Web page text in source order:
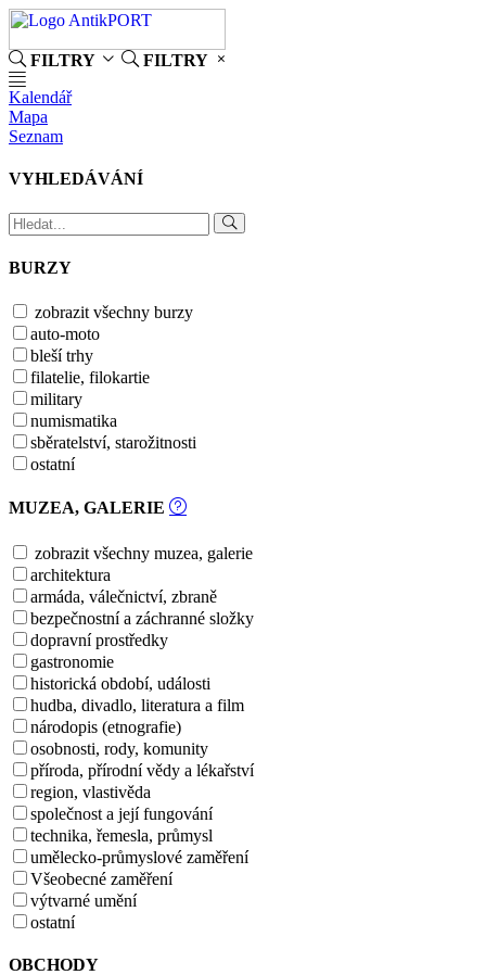
FILTRY
FILTRY
Kalendář
Mapa
Seznam
VYHLEDÁVÁNÍ
BURZY
zobrazit všechny burzy
auto-moto
bleší trhy
filatelie, filokartie
military
numismatika
sběratelství, starožitnosti
ostatní
MUZEA, GALERIE
zobrazit všechny muzea, galerie
architektura
armáda, válečnictví, zbraně
bezpečnostní a záchranné složky
dopravní prostředky
gastronomie
historická období, události
hudba, divadlo, literatura a film
národopis (etnografie)
osobnosti, rody, komunity
příroda, přírodní vědy a lékařství
region, vlastivěda
společnost a její fungování
technika, řemesla, průmysl
umělecko-průmyslové zaměření
Všeobecné zaměření
výtvarné umění
ostatní
OBCHODY